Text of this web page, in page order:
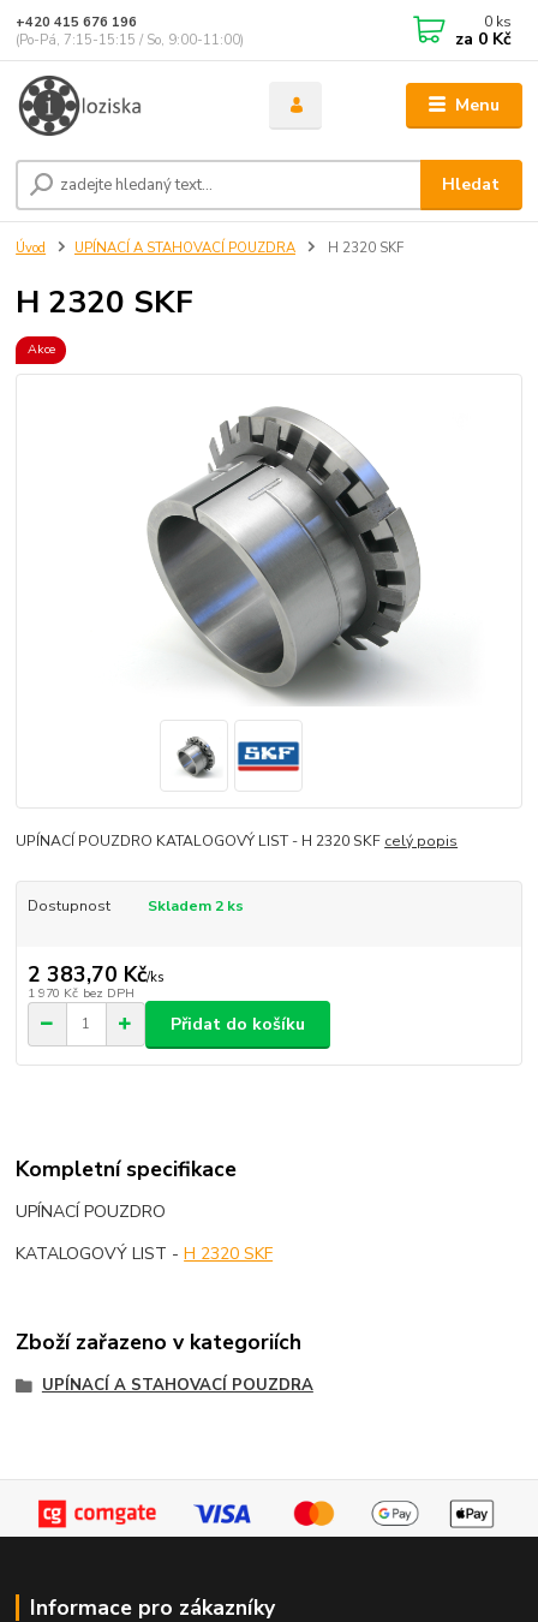
Menu
Hledat
+420 415 676 196
(Po-Pá, 7:15-15:15 / So, 9:00-11:00)
0 ks
za 0 Kč
Úvod UPÍNACÍ A STAHOVACÍ POUZDRA H 2320 SKF
H 2320 SKF
Akce
UPÍNACÍ POUZDRO KATALOGOVÝ LIST - H 2320 SKF celý popis
Dostupnost Skladem 2 ks
2 383,70 Kč/ks
1 970 Kč bez DPH
Přidat do košíku
Kompletní specifikace
UPÍNACÍ POUZDRO
KATALOGOVÝ LIST -H 2320 SKF
Zboží zařazeno v kategoriích
UPÍNACÍ A STAHOVACÍ POUZDRA
Informace pro zákazníky